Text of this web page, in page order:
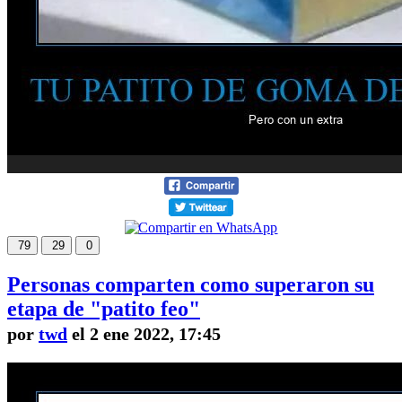
79 29 0
Personas comparten como superaron su
etapa de "patito feo"
por twd el 2 ene 2022, 17:45